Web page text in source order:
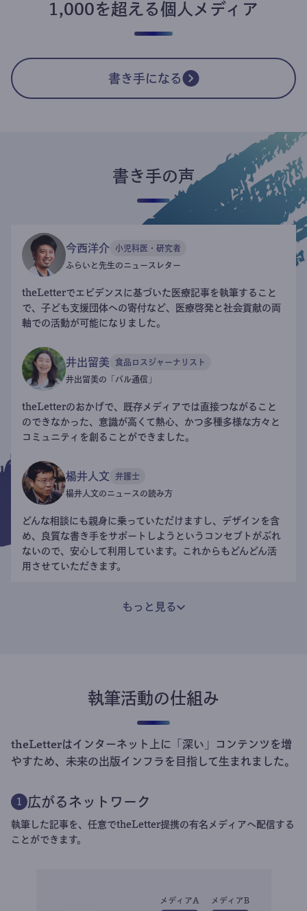
1,000を超える個人メディア
書き手になる
書き手の声
今西洋介 小児科医・研究者
ふらいと先生のニュースレター
theLetterでエビデンスに基づいた医療記事を執筆すること
で、子ども支援団体への寄付など、医療啓発と社会貢献の両
軸での活動が可能になりました。
井出留美 食品ロスジャーナリスト
井出留美の「パル通信」
theLetterのおかげで、既存メディアでは直接つながること
のできなかった、意識が高くて熱心、かつ多種多様な方々と
コミュニティを創ることができました。
楊井人文 弁護士
楊井人文のニュースの読み方
どんな相談にも親身に乗っていただけますし、デザインを含
め、良質な書き手をサポートしようというコンセプトがぶれ
ないので、安心して利用しています。これからもどんどん活
用させていただきます。
もっと見る
執筆活動の仕組み
theLetterはインターネット上に「深い」コンテンツを増
やすため、未来の出版インフラを目指して生まれました。
1 広がるネットワーク
執筆した記事を、任意でtheLetter提携の有名メディアへ配信する
ことができます。